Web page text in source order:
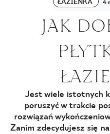
DLA
ŁAZIENKA 4
JAK
Jest wiele istotnych
poruszyć w trakcie
rozwiązań
Zanim zdecydujesz się